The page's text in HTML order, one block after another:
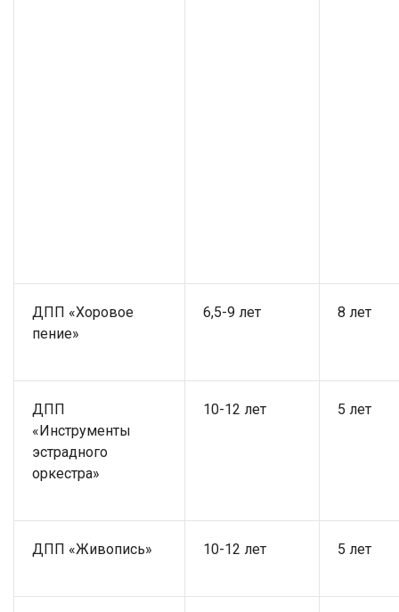
ДПП «Хоровое
пение»
6,5-9 лет 8 лет
ДПП
«Инструменты
эстрадного
оркестра»
10-12 лет 5 лет
ДПП «Живопись» 10-12 лет 5 лет